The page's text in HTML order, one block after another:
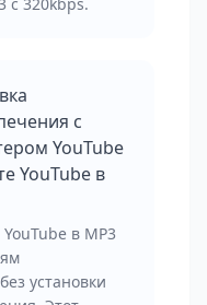
с
YouTube
YouTube в
в MP3
установки